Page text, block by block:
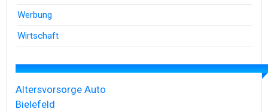
Werbung
Wirtschaft
Altersvorsorge Auto
Bielefeld